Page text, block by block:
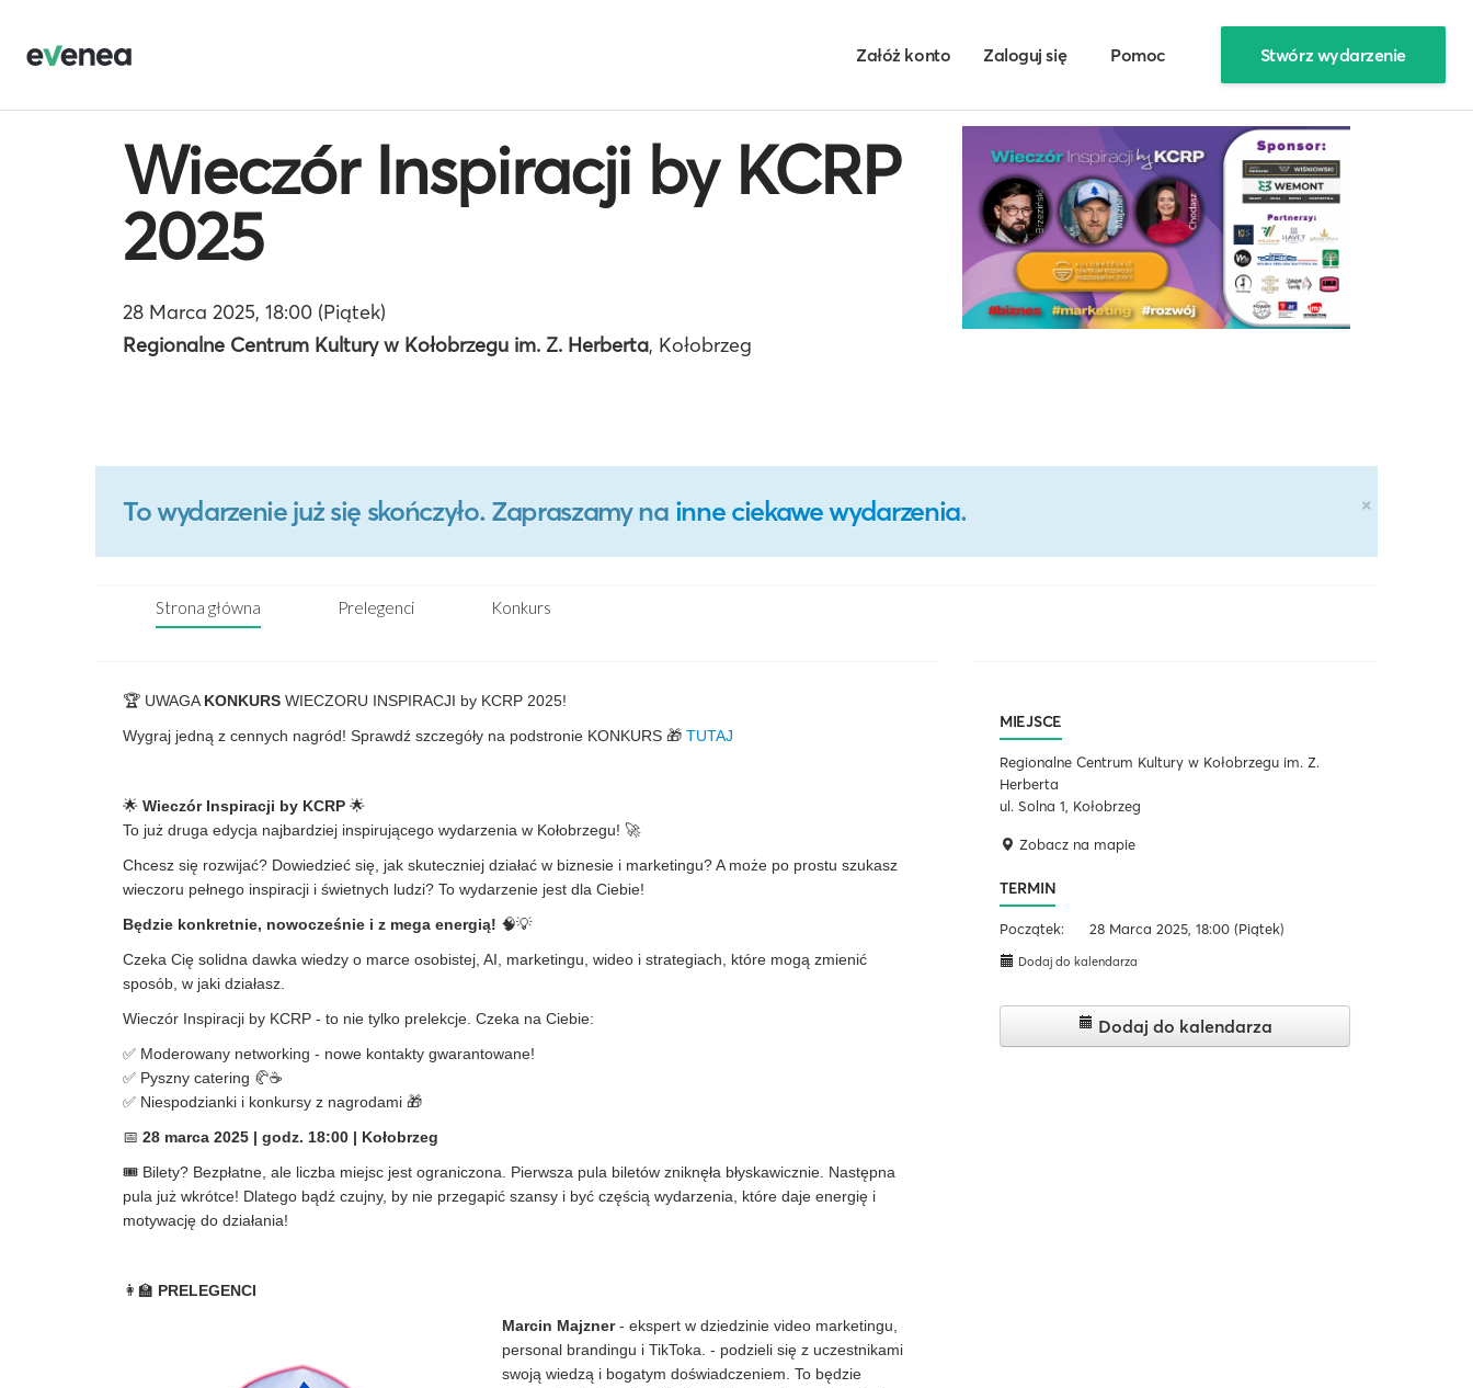
Załóż konto Zaloguj się Pomoc Stwórz wydarzenie
Wieczór Inspiracji by KCRP
2025
28 Marca 2025, 18:00 (Piątek)
Regionalne Centrum Kultury w Kołobrzegu im. Z. Herberta, Kołobrzeg
×
To wydarzenie już się skończyło. Zapraszamy na inne ciekawe wydarzenia.
Strona główna Prelegenci Konkurs
🏆 UWAGA KONKURS WIECZORU INSPIRACJI by KCRP 2025!
Wygraj jedną z cennych nagród! Sprawdź szczegóły na podstronie KONKURS 🎁 TUTAJ
🌟 Wieczór Inspiracji by KCRP 🌟
To już druga edycja najbardziej inspirującego wydarzenia w Kołobrzegu! 🚀
Chcesz się rozwijać? Dowiedzieć się, jak skuteczniej działać w biznesie i marketingu? A może po prostu szukasz
wieczoru pełnego inspiracji i świetnych ludzi? To wydarzenie jest dla Ciebie!
Będzie konkretnie, nowocześnie i z mega energią! 🧠💡
Czeka Cię solidna dawka wiedzy o marce osobistej, AI, marketingu, wideo i strategiach, które mogą zmienić
sposób, w jaki działasz.
Wieczór Inspiracji by KCRP - to nie tylko prelekcje. Czeka na Ciebie:
✅ Moderowany networking - nowe kontakty gwarantowane!
✅ Pyszny catering 🥐☕
✅ Niespodzianki i konkursy z nagrodami 🎁
📅 28 marca 2025 | godz. 18:00 | Kołobrzeg
🎟️ Bilety? Bezpłatne, ale liczba miejsc jest ograniczona. Pierwsza pula biletów zniknęła błyskawicznie. Następna
pula już wkrótce! Dlatego bądź czujny, by nie przegapić szansy i być częścią wydarzenia, które daje energię i
motywację do działania!
👩🏫 PRELEGENCI
Marcin Majzner- ekspert w dziedzinie video marketingu,
personal brandingu i TikToka. - podzieli się z uczestnikami
swoją wiedzą i bogatym doświadczeniem. To będzie
MIEJSCE
Regionalne Centrum Kultury w Kołobrzegu im. Z.
Herberta
ul. Solna 1, Kołobrzeg
Zobacz na mapie
TERMIN
Początek: 28 Marca 2025, 18:00 (Piątek)
Dodaj do kalendarza
Dodaj do kalendarza